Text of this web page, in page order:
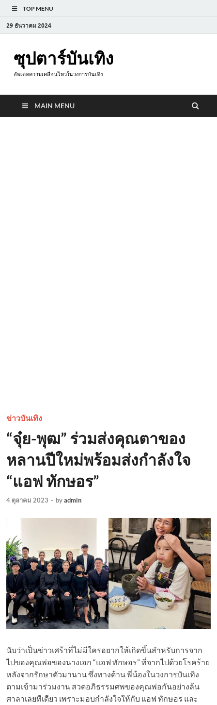
TOP MENU
29 ธันวาคม 2024
ซุปตาร์บันเทิง
อัพเดทความเคลื่อนไหวในวงการบันเทิง
MAIN MENU
ข่าวบันเทิง
“จุ๋ย-พุฒ” ร่วมส่งคุณตาของ
หลานปีใหม่พร้อมส่งกำลังใจ
“แอฟ ทักษอร”
4 ตุลาคม 2023 - byadmin
นับว่าเป็นข่าวเศร้าที่ไม่มีใครอยากให้เกิดขึ้นสำหรับการจาก
ไปของคุณพ่อของนางเอก “แอฟ ทักษอร” ที่จากไปด้วยโรคร้าย
หลังจากรักษาตัวมานาน ซึ่งทางด้าน พี่น้องในวงการบันเทิง
ตามเข้ามาร่วมงาน สวดอภิธรรมศพของคุณพ่อกันอย่างล้น
ศาลาเลยทีเดียว เพราะมอบกำลังใจให้กับ แอฟ ทักษอร และ